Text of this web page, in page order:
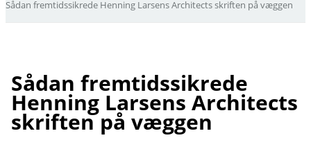
Sådan fremtidssikrede Henning Larsens Architects skriften på væggen
Sådan fremtidssikrede
Henning Larsens Architects
skriften på væggen